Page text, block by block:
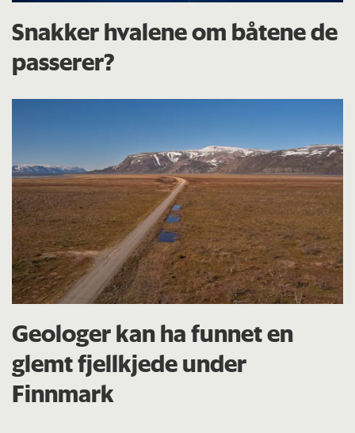
Snakker hvalene om båtene de
passerer?
Geologer kan ha funnet en
glemt fjellkjede under
Finnmark